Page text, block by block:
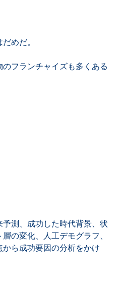
めだ。
フランチャイズも多くある
測、成功した時代背景、状
の変化、人工デモグラフ、
ら成功要因の分析をかけ